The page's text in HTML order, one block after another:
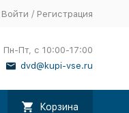
Войти / Регистрация
Пн-Пт, с 10:00-17:00
dvd@kupi-vse.ru
Корзина